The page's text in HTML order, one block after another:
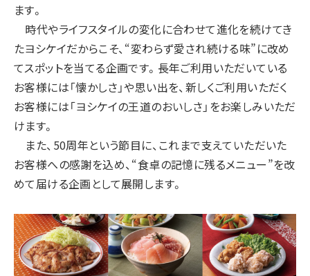
ます。
時代やライフスタイルの変化に合わせて進化を続けてき
たヨシケイだからこそ、“変わらず愛され続ける味”に改め
てスポットを当てる企画です。長年ご利用いただいている
お客様には「懐かしさ」や思い出を、新しくご利用いただく
お客様には「ヨシケイの王道のおいしさ」をお楽しみいただ
けます。
また、50周年という節目に、これまで支えていただいた
お客様への感謝を込め、“食卓の記憶に残るメニュー”を改
めて届ける企画として展開します。